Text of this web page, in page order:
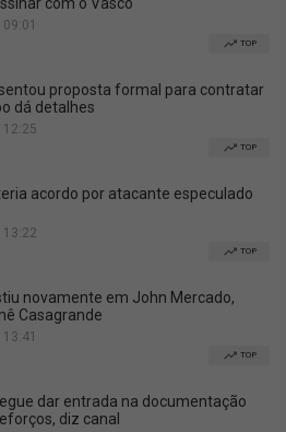
TOP
proposta formal para contratar
dá detalhes
TOP
acordo por atacante especulado
TOP
novamente em John Mercado,
Casagrande
TOP
dar entrada na documentação
diz canal